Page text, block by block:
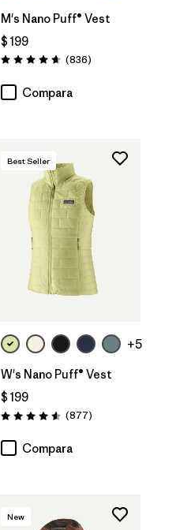
M's Nano Puff® Vest
$ 199
Valoración: 4.7 / 5
(836Comentarios
)
Compara
Best Seller
+5
W's Nano Puff® Vest
$ 199
Valoración: 4.6 / 5
(877Comentarios
)
Compara
New